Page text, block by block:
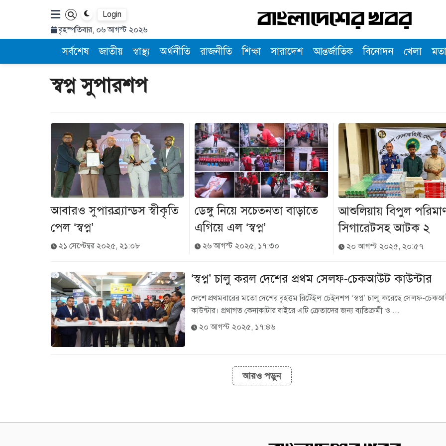
Login
বৃহস্পতিবার, ০৬ আগস্ট ২০২৬
সর্বশেষ জাতীয় স্বাস্থ্য অর্থনীতি রাজনীতি শিক্ষা সারাদেশ আন্তর্জাতিক বিনোদন খেলা
স্বপ্ন সুপারশপ
আবারও সুপারব্র্যান্ডস স্বীকৃতি
পেল ‘স্বপ্ন’
২১ সেপ্টেম্বর ২০২৫, ২১:০৮
ডেঙ্গু নিয়ে সচেতনতা বাড়াতে
এগিয়ে এল ‘স্বপ্ন’
২৬ আগস্ট ২০২৫, ১৭:৩০
আশুলিয়ায় বিপুল
সিগারেটসহ আটক ২
২০ আগস্ট ২০২৫, ২০:৫৭
‘স্বপ্ন’ চালু করল দেশের প্রথম সেলফ-চেকআউট কাউন্টার
দেশে প্রথমবারের মতো দেশের বৃহত্তম রিটেইল চেইনশপ ‘স্বপ্ন’ চালু করেছে সেলফ-
কাউন্টার। প্রথাগত কেনাকাটার বাইরে এটি ক্রেতাদের জন্য ব্যতিক্রমী ও ...
২০ আগস্ট ২০২৫, ১৭:৪৬
আরও পড়ুন